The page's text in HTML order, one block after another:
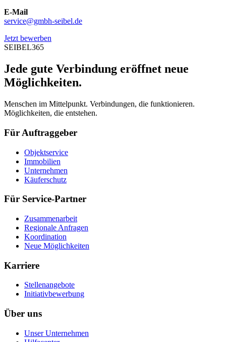
E-Mail
service@gmbh-seibel.de
Jetzt bewerben
SEIBEL365
Jede gute Verbindung eröffnet neue
Möglichkeiten.
Menschen im Mittelpunkt. Verbindungen, die funktionieren.
Möglichkeiten, die entstehen.
Für Auftraggeber
Objektservice
Immobilien
Unternehmen
Käuferschutz
Für Service-Partner
Zusammenarbeit
Regionale Anfragen
Koordination
Neue Möglichkeiten
Karriere
Stellenangebote
Initiativbewerbung
Über uns
Unser Unternehmen